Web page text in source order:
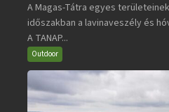
Magas-
Tátra
járható
turistaútjai
bejegyzéshez
A Magas-Tátra egyes
időszakban a lavinaveszély és
A TANAP...
Outdoor